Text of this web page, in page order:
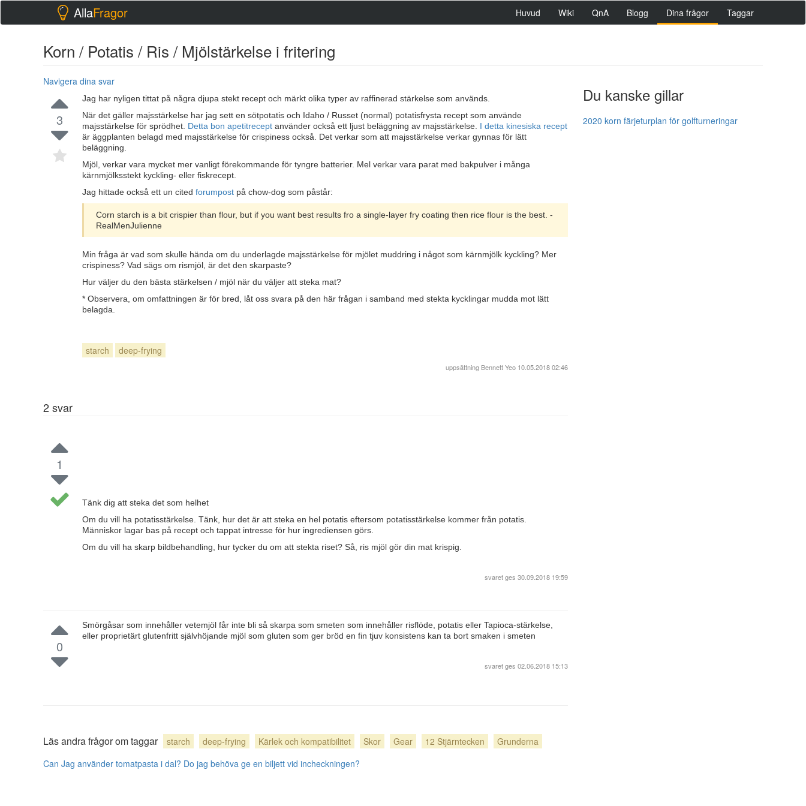
AllaFragor Huvud Wiki QnA Blogg Dina frågor Taggar
Korn / Potatis / Ris / Mjölstärkelse i fritering
Navigera dina svar
Du kanske gillar
2020 korn färjeturplan för golfturneringar
3
Jag har nyligen tittat på några djupa stekt recept och märkt olika typer av raffinerad stärkelse som används.
När det gäller majsstärkelse har jag sett en sötpotatis och Idaho / Russet (normal) potatisfrysta recept som använde
majsstärkelse för sprödhet. Detta bon apetitrecept använder också ett ljust beläggning av majsstärkelse. I detta kinesiska recept
är äggplanten belagd med majsstärkelse för crispiness också. Det verkar som att majsstärkelse verkar gynnas för lätt
beläggning.
Mjöl, verkar vara mycket mer vanligt förekommande för tyngre batterier. Mel verkar vara parat med bakpulver i många
kärnmjölksstekt kyckling- eller fiskrecept.
Jag hittade också ett un cited forumpost på chow-dog som påstår:
Corn starch is a bit crispier than flour, but if you want best results fro a single-layer fry coating then rice flour is the best. -
RealMenJulienne
Min fråga är vad som skulle hända om du underlagde majsstärkelse för mjölet muddring i något som kärnmjölk kyckling? Mer
crispiness? Vad sägs om rismjöl, är det den skarpaste?
Hur väljer du den bästa stärkelsen / mjöl när du väljer att steka mat?
* Observera, om omfattningen är för bred, låt oss svara på den här frågan i samband med stekta kycklingar mudda mot lätt
belagda.
starch deep-frying
uppsättning Bennett Yeo 10.05.2018 02:46
2svar
1
Tänk dig att steka det som helhet
Om du vill ha potatisstärkelse. Tänk, hur det är att steka en hel potatis eftersom potatisstärkelse kommer från potatis.
Människor lagar bas på recept och tappat intresse för hur ingrediensen görs.
Om du vill ha skarp bildbehandling, hur tycker du om att stekta riset? Så, ris mjöl gör din mat krispig.
svaret ges 30.09.2018 19:59
0
Smörgåsar som innehåller vetemjöl får inte bli så skarpa som smeten som innehåller risflöde, potatis eller Tapioca-stärkelse,
eller proprietärt glutenfritt självhöjande mjöl som gluten som ger bröd en fin tjuv konsistens kan ta bort smaken i smeten
svaret ges 02.06.2018 15:13
Läs andra frågor om taggar starch deep-frying Kärlek och kompatibilitet Skor Gear 12 Stjärntecken
Grunderna
Can Jag använder tomatpasta i dal? Do jag behöva ge en biljett vid incheckningen?